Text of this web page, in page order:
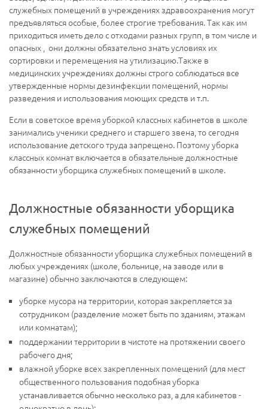
служебных помещений в учреждениях здравоохранения могут
предъявляться особые, более строгие требования. Так как им
приходиться иметь дело с отходами разных групп, в том числе и
опасных , они должны обязательно знать условиях их
сортировки и перемещения на утилизацию.Также в
медицинских учреждениях должны строго соблюдаться все
утвержденные нормы дезинфекции помещений, нормы
разведения и использования моющих средств и т.п.
Если в советское время уборкой классных кабинетов в школе
занимались ученики среднего и старшего звена, то сегодня
использование детского труда запрещено. Поэтому уборка
классных комнат включается в обязательные должностные
обязанности уборщика служебных помещений в школе.
Должностные обязанности уборщика
служебных помещений
Должностные обязанности уборщика служебных помещений в
любых учреждениях (школе, больнице, на заводе или в
магазине) обычно заключаются в следующем:
уборке мусора на территории, которая закрепляется за
сотрудником (разделение может быть по зданиям, этажам
или комнатам);
поддержании территории в чистоте на протяжении своего
рабочего дня;
влажной уборке всех закрепленных помещений (для мест
общественного пользования подобная уборка
устанавливается обычно несколько раз, а для кабинетов -